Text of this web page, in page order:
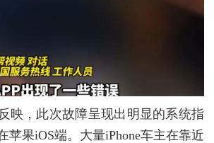
映，此次故障呈现出明显的系统指
苹果iOS端。大量iPhone车主在靠近